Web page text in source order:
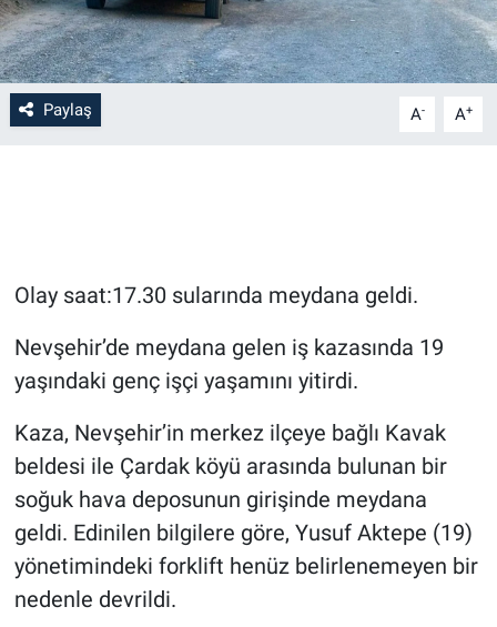
Paylaş A- A+
Olay saat:17.30 sularında meydana geldi.
Nevşehir’de meydana gelen iş kazasında 19
yaşındaki genç işçi yaşamını yitirdi.
Kaza, Nevşehir’in merkez ilçeye bağlı Kavak
beldesi ile Çardak köyü arasında bulunan bir
soğuk hava deposunun girişinde meydana
geldi. Edinilen bilgilere göre, Yusuf Aktepe (19)
yönetimindeki forklift henüz belirlenemeyen bir
nedenle devrildi.
3.Sayfa
Medya
Bilim-Tek
Kayseri
Niğde
Kırşehir
Yerel
Genel